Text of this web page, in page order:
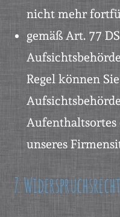
nicht mehr
gemäß Art. 77
Regel können
Aufenthaltsortes
unseres
7. Widerspruchsrecht